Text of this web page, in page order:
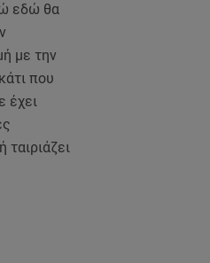
εδώ θα
με την
που
έχει